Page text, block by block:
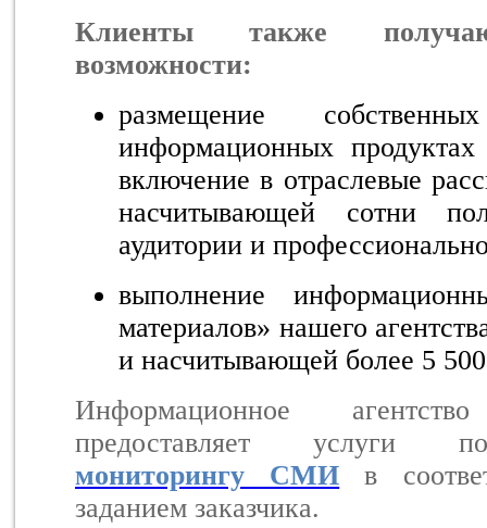
Клиенты также
возможности:
размещение
информационных
включение в отраслевые
насчитывающей сотни
аудитории и
выполнение
материалов» нашего
и насчитывающей более 5
Информационное
предоставляет
мониторингу СМИ в
заданием заказчика.